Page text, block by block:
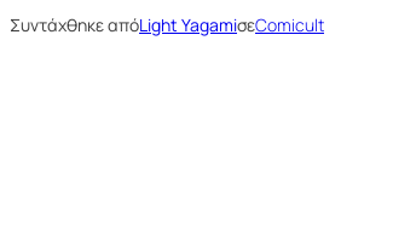
Συντάχθηκε απόLight YagamiσεComicult